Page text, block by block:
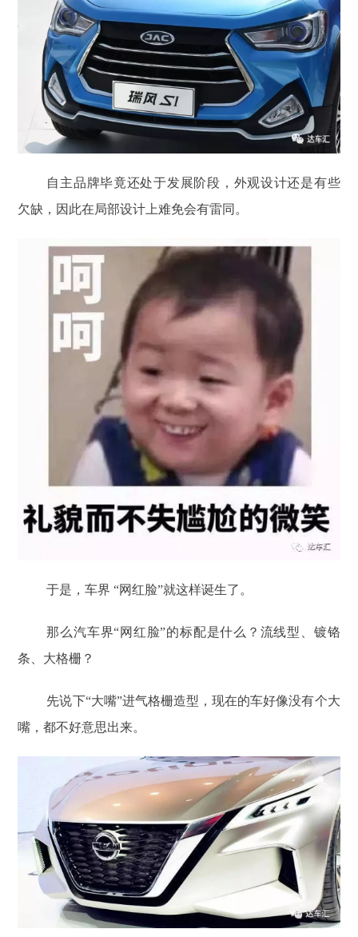
自主品牌毕竟还处于发展阶段，外观设计还是有些
欠缺，因此在局部设计上难免会有雷同。
于是，车界 “网红脸”就这样诞生了。
那么汽车界“网红脸”的标配是什么？流线型、镀铬
条、大格栅？
先说下“大嘴”进气格栅造型，现在的车好像没有个大
嘴，都不好意思出来。